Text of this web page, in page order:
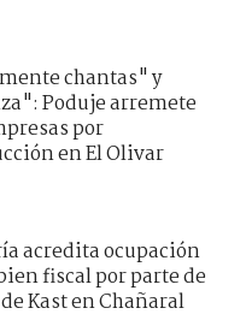
chantas" y
Poduje arremete
por
en El Olivar
acredita ocupación
fiscal por parte de
Kast en Chañaral